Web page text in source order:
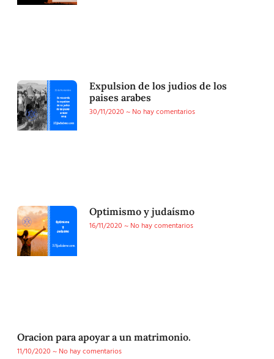
Expulsion de los judios de los
paises arabes
30/11/2020
No hay comentarios
Optimismo y judaísmo
16/11/2020
No hay comentarios
Oracion para apoyar a un matrimonio.
11/10/2020
No hay comentarios